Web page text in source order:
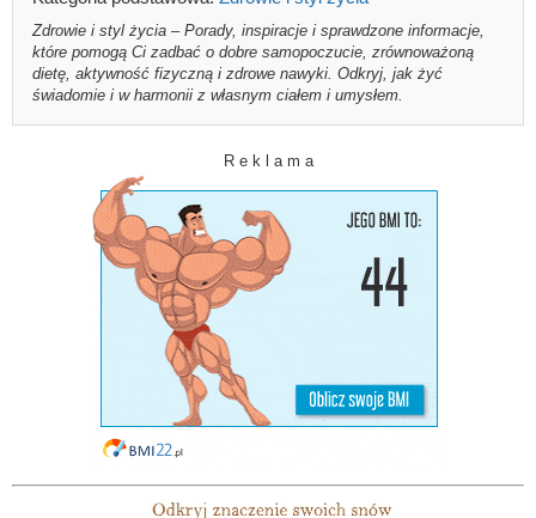
Zdrowie i styl życia – Porady, inspiracje i sprawdzone informacje,
które pomogą Ci zadbać o dobre samopoczucie, zrównoważoną
dietę, aktywność fizyczną i zdrowe nawyki. Odkryj, jak żyć
świadomie i w harmonii z własnym ciałem i umysłem.
R e k l a m a